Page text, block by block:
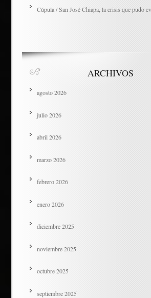
Cúpula / San José Chiapa, la crisis que pudo
ARCHIVOS
agosto 2026
julio 2026
abril 2026
marzo 2026
febrero 2026
enero 2026
diciembre 2025
noviembre 2025
octubre 2025
septiembre 2025